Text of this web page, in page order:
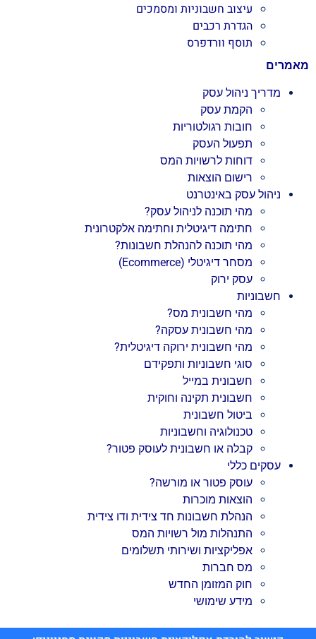
עיצוב חשבוניות ומסמכים
הגדרת רכבים
תוסף וורדפרס
מאמרים
מדריך ניהול עסק
הקמת עסק
חובות רגולטוריות
תפעול העסק
דוחות לרשויות המס
רישום הוצאות
ניהול עסק באינטרנט
מהי תוכנה לניהול עסק?
חתימה דיגיטלית וחתימה אלקטרונית
מהי תוכנה להנהלת חשבונות?
מסחר דיגיטלי (Ecommerce)
עסק ירוק
חשבוניות
מהי חשבונית מס?
מהי חשבונית עסקה?
מהי חשבונית ירוקה דיגיטלית?
סוגי חשבוניות ותפקידם
חשבונית במייל
חשבונית תקינה וחוקית
ביטול חשבונית
טכנולוגיה וחשבוניות
קבלה או חשבונית לעוסק פטור?
עסקים כללי
עוסק פטור או מורשה?
הוצאות מוכרות
הנהלת חשבונות חד צידית ודו צידית
התנהלות מול רשויות המס
אפליקציות ושירותי תשלומים
מס חברות
חוק המזומן החדש
מידע שימושי